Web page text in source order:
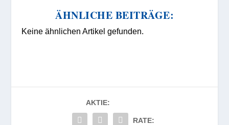
ÄHNLICHE BEITRÄGE:
Keine ähnlichen Artikel gefunden.
AKTIE:
RATE: